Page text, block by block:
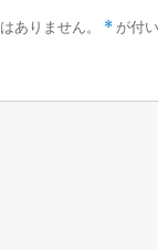
ありません。 * が付